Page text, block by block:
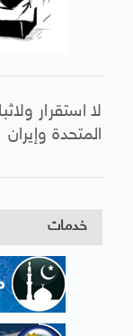
لا استقرار
المتحدة وإيران
خدمات